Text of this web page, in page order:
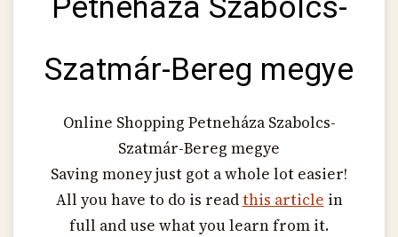
Szatmár-Bereg megye
Online Shopping Petneháza Szabolcs-
Szatmár-Bereg megye
Saving money just got a whole lot easier!
All you have to do is readthis article in
full and use what you learn from it.